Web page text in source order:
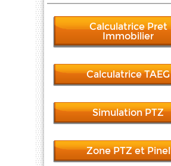
Calculatrice Pret
Immobilier
Calculatrice TAEG
Simulation PTZ
Zone PTZ et Pinel